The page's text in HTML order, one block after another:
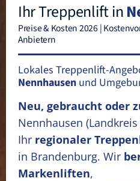
Ihr Treppenlift in
Preise & Kosten 2026 |
Anbietern
Lokales Treppenlift-
Nennhausen und
Neu, gebraucht oder
Nennhausen
Ihr regionaler
in Brandenburg. Wir
Markenliften,